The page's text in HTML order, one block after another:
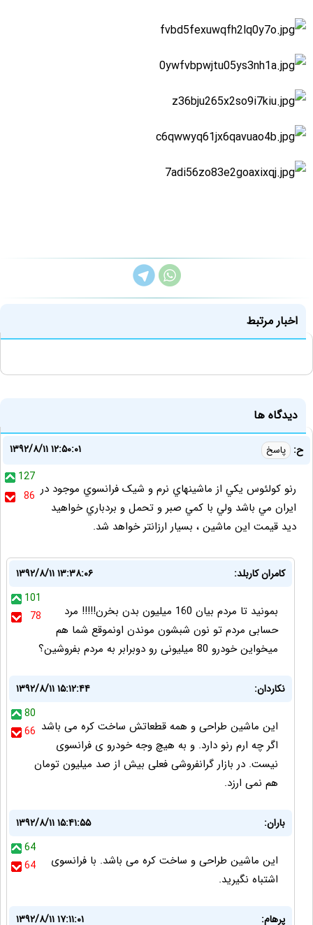
اخبار مرتبط
دیدگاه ها
ح: پاسخ
۱۳۹۲/۸/۱۱ ۱۲:۵۰:۰۱
127
86 رنو کولئوس يکي از ماشينهاي نرم و شيک فرانسوي موجود در
ايران مي باشد ولي با کمي صبر و تحمل و بردباري خواهيد
ديد قيمت اين ماشين ، بسيار ارزانتر خواهد شد.
کامران کاربلد:
۱۳۹۲/۸/۱۱ ۱۳:۳۸:۰۶
101
78
بمونید تا مردم بیان 160 میلیون بدن بخرن!!!!! مرد
حسابی مردم تو نون شبشون موندن اونموقع شما هم
میخواین خودرو 80 میلیونی رو دوبرابر به مردم بفروشین؟
نکاردان:
۱۳۹۲/۸/۱۱ ۱۵:۱۲:۴۴
80
66 اين ماشين طراحی و همه قطعاتش ساخت کره می باشد
اگر چه ارم رنو دارد. و به هيچ وجه خودرو ی فرانسوی
نيست. در بازار گرانفروشی فعلی بيش از صد ميليون تومان
هم نمی ارزد.
باران:
۱۳۹۲/۸/۱۱ ۱۵:۴۱:۵۵
64
64
اين ماشين طراحی و ساخت کره می باشد. با فرانسوی
اشتباه نگيريد.
پرهام: ۱۳۹۲/۸/۱۱ ۱۷:۱۱:۰۱